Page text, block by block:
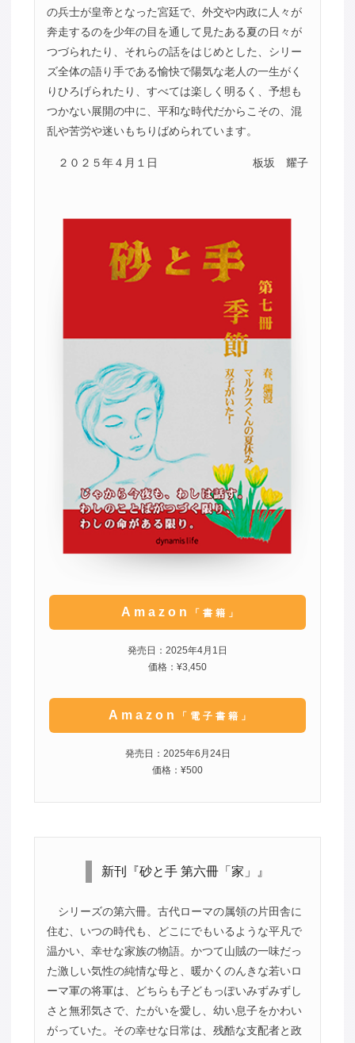
の兵士が皇帝となった宮廷で、外交や内政に人々が
奔走するのを少年の目を通して見たある夏の日々が
つづられたり、それらの話をはじめとした、シリー
ズ全体の語り手である愉快で陽気な老人の一生がく
りひろげられたり、すべては楽しく明るく、予想も
つかない展開の中に、平和な時代だからこその、混
乱や苦労や迷いもちりばめられています。
２０２５年４月１日 板坂 耀子
Amazon 「書籍」
発売日：2025年4月1日
価格：¥3,450
Amazon 「電子書籍」
発売日：2025年6月24日
価格：¥500
新刊『砂と手 第六冊「家」』
シリーズの第六冊。古代ローマの属領の片田舎に
住む、いつの時代も、どこにでもいるような平凡で
温かい、幸せな家族の物語。かつて山賊の一味だっ
た激しい気性の純情な母と、暖かくのんきな若いロ
ーマ軍の将軍は、どちらも子どもっぽいみずみずし
さと無邪気さで、たがいを愛し、幼い息子をかわい
がっていた。その幸せな日常は、残酷な支配者と政